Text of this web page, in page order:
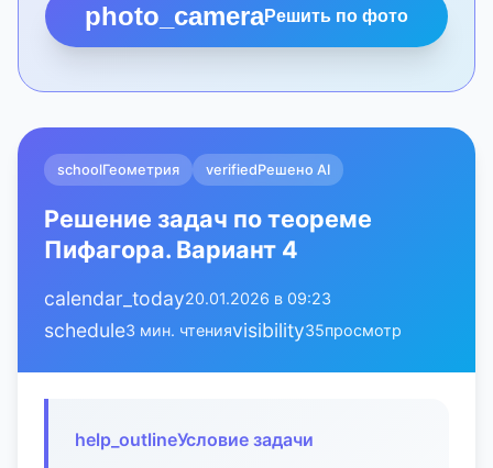
photo_cameraРешить по фото
schoolГеометрия verifiedРешено AI
Решение задач по теореме
Пифагора. Вариант 4
calendar_today20.01.2026 в 09:23
schedule3 мин. чтенияvisibility35просмотр
help_outlineУсловие задачи